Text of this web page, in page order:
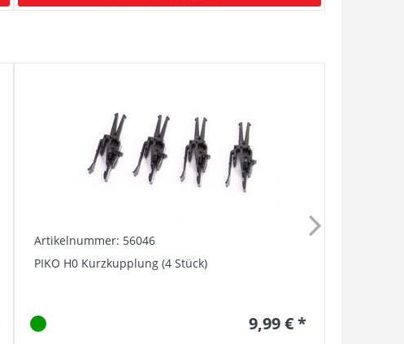
Artikelnummer: 56046
PIKO H0 Kurzkupplung (4 Stück)
9,99 € *